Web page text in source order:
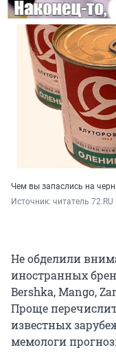
Чем вы запаслись на
Источник: читатель 72.RU
Не обделили
иностранных
Bershka, Mango,
Проще
известных
мемологи